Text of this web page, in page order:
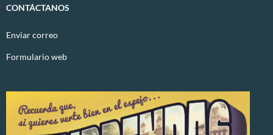
CONTÁCTANOS
Enviar correo
Formulario web